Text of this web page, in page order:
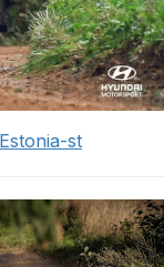
st